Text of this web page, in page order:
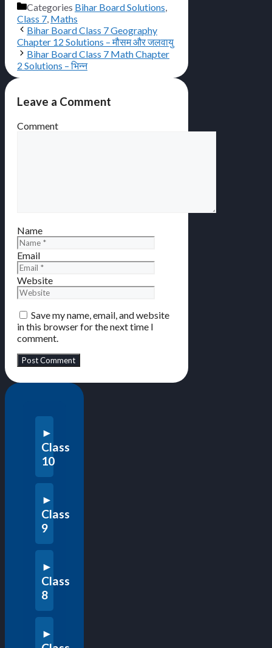
Categories Bihar Board Solutions
Class 7 Maths
Bihar Board Class 7 Geography
Chapter 12 Solutions – मौसम और जलवायु
Bihar Board Class 7 Math Chapter
2 Solutions – भिन्न
Leave a Comment
Comment
Name
Email
Website
Save my name, email, and website
in this browser for the next time I
comment.
Class
10
Class
9
Class
8